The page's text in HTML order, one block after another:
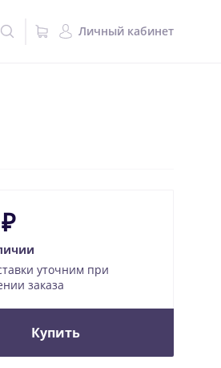
Личный кабинет
уточним при
заказа
Купить